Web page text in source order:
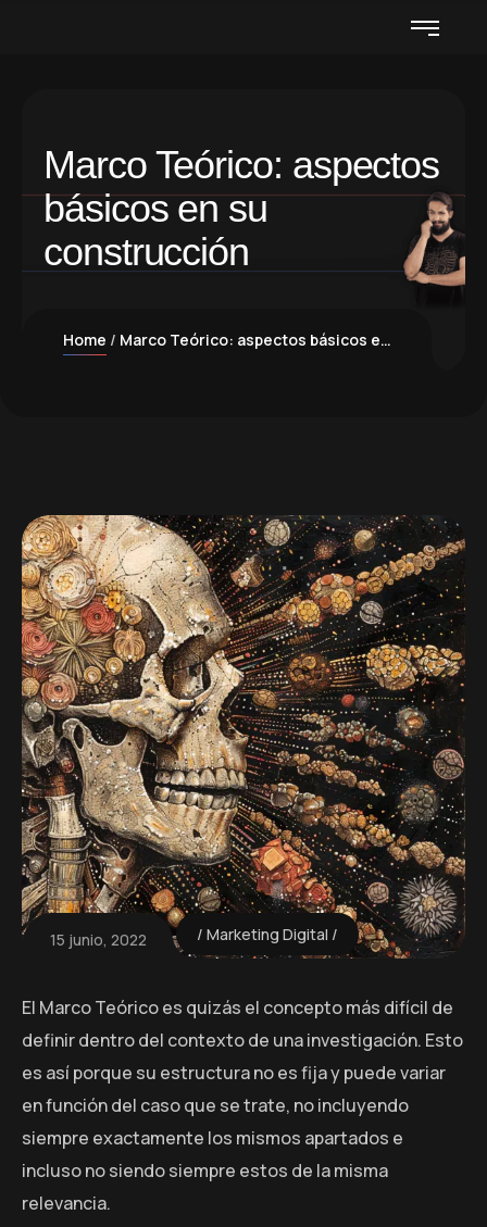
Marco Teórico: aspectos
básicos en su
construcción
Home Marco Teórico: aspectos básicos en su construcción
15 junio, 2022 Marketing Digital
El Marco Teórico es quizás el concepto más difícil de
definir dentro del contexto de una investigación. Esto
es así porque su estructura no es fija y puede variar
en función del caso que se trate, no incluyendo
siempre exactamente los mismos apartados e
incluso no siendo siempre estos de la misma
relevancia.